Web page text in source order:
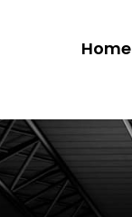
Home